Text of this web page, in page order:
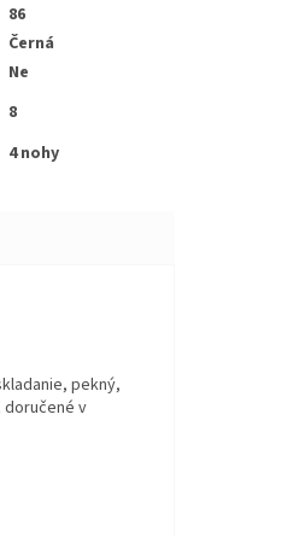
86
Černá
Ne
8
4 nohy
pekný,
doručené v